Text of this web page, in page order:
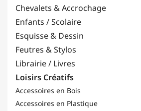
Chevalets & Accrochage
Enfants / Scolaire
Esquisse & Dessin
Feutres & Stylos
Librairie / Livres
Loisirs Créatifs
Accessoires en Bois
Accessoires en Plastique